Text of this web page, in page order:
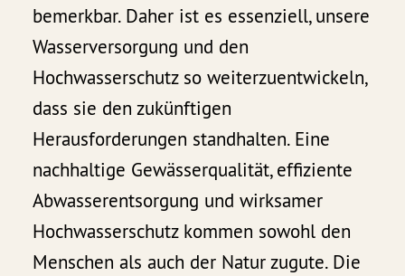
bemerkbar. Daher ist es essenziell, unsere
Wasserversorgung und den
Hochwasserschutz so weiterzuentwickeln,
dass sie den zukünftigen
Herausforderungen standhalten. Eine
nachhaltige Gewässerqualität, effiziente
Abwasserentsorgung und wirksamer
Hochwasserschutz kommen sowohl den
Menschen als auch der Natur zugute. Die